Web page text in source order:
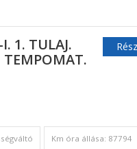
1. TULAJ.
TEMPOMAT.
Km óra állása: 87794